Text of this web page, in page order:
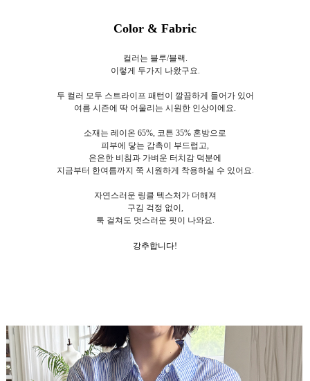
Color & Fabric
컬러는 블루/블랙.
이렇게 두가지 나왔구요.
두 컬러 모두 스트라이프 패턴이 깔끔하게 들어가 있어
여름 시즌에 딱 어울리는 시원한 인상이에요.
소재는 레이온 65%, 코튼 35% 혼방으로
피부에 닿는 감촉이 부드럽고,
은은한 비침과 가벼운 터치감 덕분에
지금부터 한여름까지 쭉 시원하게 착용하실 수 있어요.
자연스러운 링클 텍스처가 더해져
구김 걱정 없이,
툭 걸쳐도 멋스러운 핏이 나와요.
강추합니다!